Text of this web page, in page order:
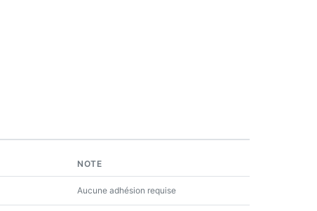
NOTE
Aucune adhésion requise